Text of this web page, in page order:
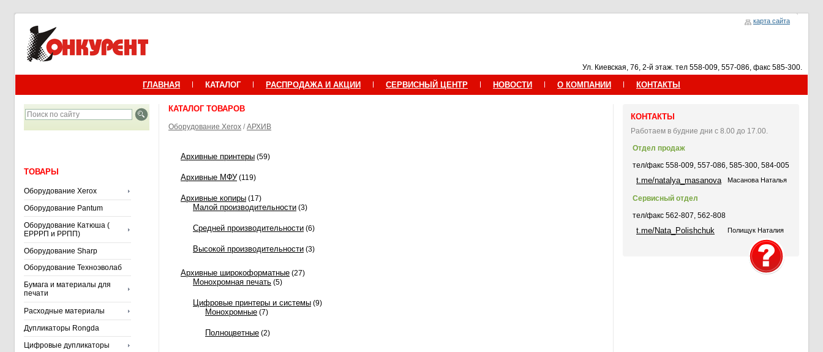
карта сайта
Ул. Киевская, 76, 2-й этаж. тел 558-009, 557-086, факс 585-300.
ГЛАВНАЯ КАТАЛОГ РАСПРОДАЖА И АКЦИИ СЕРВИСНЫЙ ЦЕНТР НОВОСТИ О КОМПАНИИ КОНТАКТЫ
ТОВАРЫ
Оборудование Xerox
Оборудование Pantum
Оборудование Катюша (
ЕРРРП и РРПП)
Оборудование Sharp
Оборудование Техноэволаб
Бумага и материалы для
печати
Расходные материалы
Дупликаторы Rongda
Цифровые дупликаторы
КАТАЛОГ ТОВАРОВ
Оборудование Xerox /АРХИВ
Архивные принтеры (59)
Архивные МФУ (119)
Архивные копиры (17)
Малой производительности (3)
Средней производительности (6)
Высокой производительности (3)
Архивные широкоформатные (27)
Монохромная печать (5)
Цифровые принтеры и системы (9)
Монохромные (7)
Полноцветные (2)
КОНТАКТЫ
Работаем в будние дни с 8.00 до 17.00.
Отдел продаж
тел/факс 558-009, 557-086, 585-300, 584-005
t.me/natalya_masanova Масанова Наталья
Сервисный отдел
тел/факс 562-807, 562-808
t.me/Nata_Polishchuk Полищук Наталия